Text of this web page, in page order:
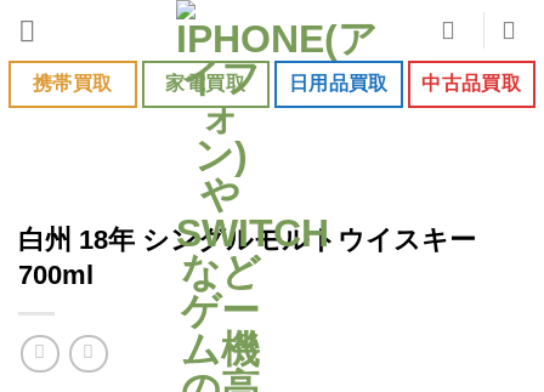
content携帯買取 家電買取 日用品買取 中古品買取
白州 18年 シングルモルトウイスキー
700ml